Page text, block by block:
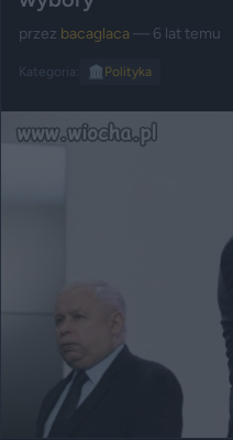
przez bacaglaca — 6 lat temu
Kategoria: 🏛️ Polityka